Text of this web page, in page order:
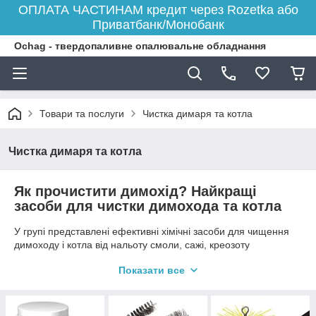
ОПЛАТА ЧАСТИНАМ кредит через Rozetka або
Приватбанк/Монобанк
Ochag - твердопаливне опалювальне обладнання
Товари та послуги Чистка димаря та котла
Чистка димаря та котла
Як прочистити димохід? Найкращі
засоби для чистки димохода та котла
У групі представлені ефективні хімічні засоби для чищення
димоходу і котла від нальоту смоли, сажі, креозоту
Німеччиною, очищувачі польського виробництва Spalsadz,
аксесуари фірми Savent для чищення димаря: щітки-йоржики
від 25 мм до 500 мм, роторні комплекти для автоматичного
Показати все